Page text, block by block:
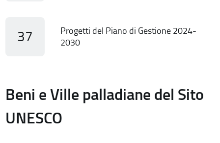
37
Progetti del Piano di Gestione 2024-
2030
Beni e Ville palladiane del Sito
UNESCO